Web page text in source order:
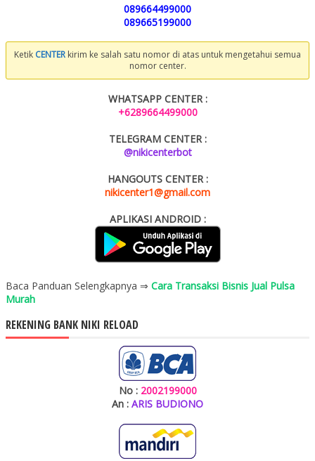
089664499000
089665199000
Ketik CENTER kirim ke salah satu nomor di atas untuk mengetahui semua
nomor center.
WHATSAPP CENTER :
+6289664499000
TELEGRAM CENTER :
@nikicenterbot
HANGOUTS CENTER :
nikicenter1@gmail.com
APLIKASI ANDROID :
Baca Panduan Selengkapnya ⇒ Cara Transaksi Bisnis Jual Pulsa
Murah
REKENING BANK NIKI RELOAD
No : 2002199000
An : ARIS BUDIONO